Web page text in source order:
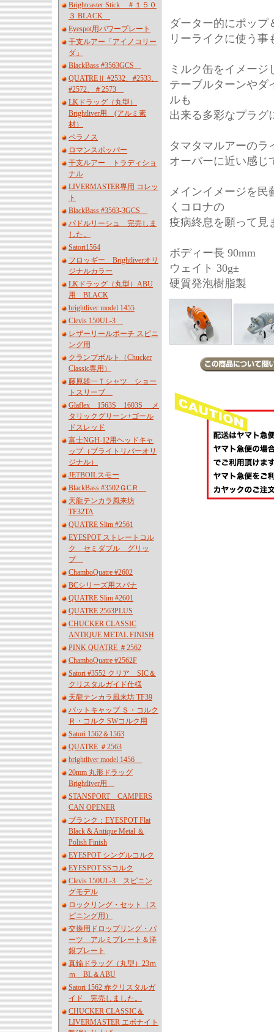
Brightcaster Stick ＃１５０
３ BLACK
Eyespot用パワープレート
干支ルアー「アイノコリー
ダ」
BlackBass #3563GCS
QUATREⅡ #2532、#2533、
#2572、＃2573
LKドラッグ（丸型）
Brightliver用 (アルミ素
材）
ペラノス
ロマンスポッパー
干支ルアー トラディショ
ナル
LIVERMASTER専用 コレッ
ト
BlackBass #3563-3GCS
パドルリーシュ 完売しま
した。
Satori1564
フロッギー Brightliverオリ
ジナルカラー
LKドラッグ（丸型）ABU
用 BLACK
brightliver model 1455
Clevis 150UL-3
レザーリールポーチ スピニ
ング用
クランプボルト（Chucker
Classic専用）
藤原雄一Ｔシャツ ショー
トスリーブ
Glaflex 1563S 1603S メ
タリックグリーン+ゴール
ドスレッド
富士NGH-12用ヘッドキャ
ップ（ブライトリバーオリ
ジナル）
JETBOILスモー
BlackBass #3502ＧCＲ
天龍テンカラ風来坊
TF32TA
QUATRE Slim #2561
EYESPOT ストレートコル
ク セミダブル グリッ
プ
ChamboQuatre #2602
BCシリーズ用スパナ
QUATRE Slim #2601
QUATRE 2563PLUS
CHUCKER CLASSIC
ANTIQUE METAL FINISH
PINK QUATRE ＃2562
ChamboQuatre #2562F
Satori #3552 クリア SIC＆
クリスタルガイド仕様
天龍テンカラ風来坊 TF39
バットキャップ Ｓ・コルク
Ｒ・コルク SWコルク用
Satori 1562＆1563
QUATRE ＃2563
brightliver model 1456
20mm 丸形ドラッグ
Brightliver用
STANSPORT CAMPERS
CAN OPENER
ブランク：EYESPOT Flat
Black & Antique Metal ＆
Polish Finish
EYESPOT シングルコルク
EYESPOT SSコルク
Clevis 150UL-3 スピニン
グモデル
ロックリング・セット（ス
ピニング用）
交換用ドロップリング・パ
ーツ アルミプレート＆洋
銀プレート
真鍮ドラッグ（丸型）23ｍ
ｍ BL＆ABU
Satori 1562 赤クリスタルガ
イド 完売しました。
CHUCKER CLASSIC＆
LIVERMASTER エボナイト
ダーター的にポップ
リーライクに使う事
ミルク缶をイメー
テーブルターンやダ
ルも
出来る多彩なプラグ
タマタマルアーのラ
オーバーに近い感じ
メインイメージを民
くコロナの
疫病終息を願って見
ボディー長 90mm
ウェイト 30g±
硬質発泡樹脂製